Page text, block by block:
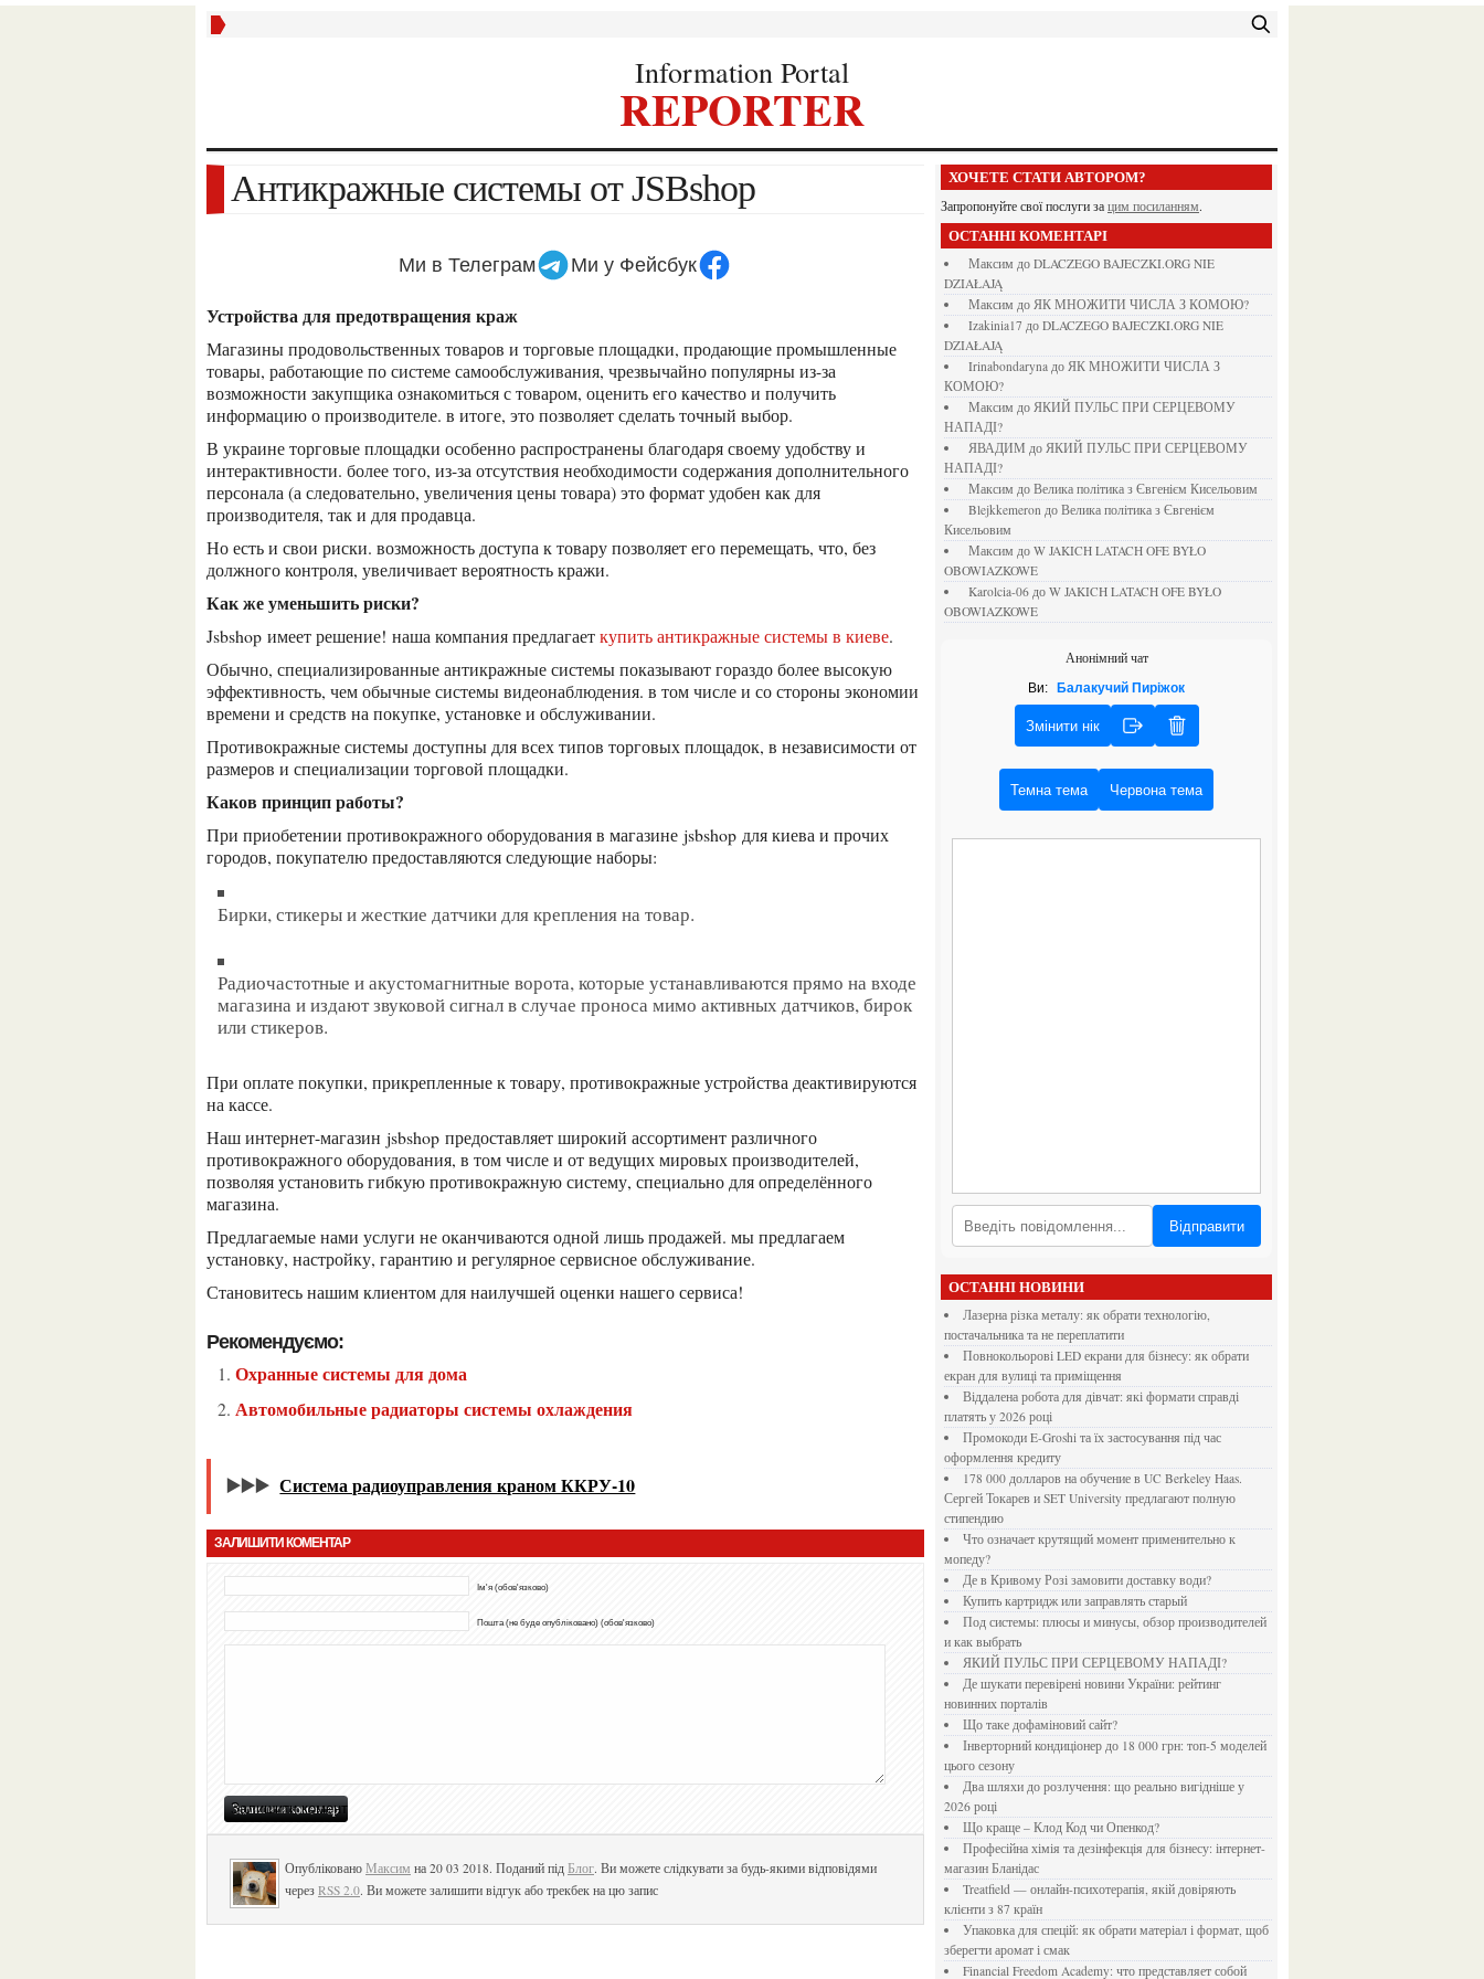
Information Portal
REPORTER
Антикражные системы от JSBshop
Ми в Телеграм Ми у Фейсбук
устройства для предотвращения краж
магазины продовольственных товаров и торговые площадки, продающие промышленные
товары, работающие по системе самообслуживания, чрезвычайно популярны из-за
возможности закупщика ознакомиться с товаром, оценить его качество и получить
информацию о производителе. в итоге, это позволяет сделать точный выбор.
в украине торговые площадки особенно распространены благодаря своему удобству и
интерактивности. более того, из-за отсутствия необходимости содержания дополнительного
персонала (а следовательно, увеличения цены товара) это формат удобен как для
производителя, так и для продавца.
но есть и свои риски. возможность доступа к товару позволяет его перемещать, что, без
должного контроля, увеличивает вероятность кражи.
как же уменьшить риски?
jsbshop имеет решение! наша компания предлагаеткупить антикражные системы в киеве.
обычно, специализированные антикражные системы показывают гораздо более высокую
эффективность, чем обычные системы видеонаблюдения. в том числе и со стороны экономии
времени и средств на покупке, установке и обслуживании.
противокражные системы доступны для всех типов торговых площадок, в независимости от
размеров и специализации торговой площадки.
каков принцип работы?
при приобетении противокражного оборудования в магазине jsbshop для киева и прочих
городов, покупателю предоставляются следующие наборы:
бирки, стикеры и жесткие датчики для крепления на товар.
радиочастотные и акустомагнитные ворота, которые устанавливаются прямо на входе
магазина и издают звуковой сигнал в случае проноса мимо активных датчиков, бирок
или стикеров.
при оплате покупки, прикрепленные к товару, противокражные устройства деактивируются
на кассе.
наш интернет-магазин jsbshop предоставляет широкий ассортимент различного
противокражного оборудования, в том числе и от ведущих мировых производителей,
позволяя установить гибкую противокражную систему, специально для определённого
магазина.
предлагаемые нами услуги не оканчиваются одной лишь продажей. мы предлагаем
установку, настройку, гарантию и регулярное сервисное обслуживание.
становитесь нашим клиентом для наилучшей оценки нашего сервиса!
Рекомендуємо:
Охранные системы для дома
Автомобильные радиаторы системы охлаждения
▶️▶️▶️ Система радиоуправления краном ККРУ-10
ЗАЛИШИТИ КОМЕНТАР
Ім'я (обов'язково)
Пошта (не буде опубліковано) (обов'язково)
Опубліковано Максим на 20 03 2018. Поданий під Блог. Ви можете слідкувати за будь-якими відповідями
через RSS 2.0. Ви можете залишити відгук або трекбек на цю запис
ХОЧЕТЕ СТАТИ АВТОРОМ?
Запропонуйте свої послуги за цим посиланням.
ОСТАННІ КОМЕНТАРІ
Максим до DLACZEGO BAJECZKI.ORG NIE
DZIAŁAJĄ
Максим до ЯК МНОЖИТИ ЧИСЛА З КОМОЮ?
izakinia17 до DLACZEGO BAJECZKI.ORG NIE
DZIAŁAJĄ
irinabondarynaдо ЯК МНОЖИТИ ЧИСЛА З
КОМОЮ?
Максим до ЯКИЙ ПУЛЬС ПРИ СЕРЦЕВОМУ
НАПАДІ?
ЯВАДИМ до ЯКИЙ ПУЛЬС ПРИ СЕРЦЕВОМУ
НАПАДІ?
Максим до Велика політика з Євгенієм Кисельовим
blejkkemeronдо Велика політика з Євгенієм
Кисельовим
Максим до W JAKICH LATACH OFE BYŁO
OBOWIAZKOWE
karolcia-06до W JAKICH LATACH OFE BYŁO
OBOWIAZKOWE
Анонімний чат
Ви: Балакучий Пиріжок
Змінити нік
Темна тема Червона тема
Відправити
ОСТАННІ НОВИНИ
Лазерна різка металу: як обрати технологію,
постачальника та не переплатити
Повнокольорові LED екрани для бізнесу: як обрати
екран для вулиці та приміщення
Віддалена робота для дівчат: які формати справді
платять у 2026 році
Промокоди E-Groshi та їх застосування під час
оформлення кредиту
178 000 долларов на обучение в UC Berkeley Haas.
Сергей Токарев и SET University предлагают полную
стипендию
Что означает крутящий момент применительно к
мопеду?
Де в Кривому Розі замовити доставку води?
Купить картридж или заправлять старый
Под системы: плюсы и минусы, обзор производителей
и как выбрать
ЯКИЙ ПУЛЬС ПРИ СЕРЦЕВОМУ НАПАДІ?
Де шукати перевірені новини України: рейтинг
новинних порталів
Що таке дофаміновий сайт?
Інверторний кондиціонер до 18 000 грн: топ-5 моделей
цього сезону
Два шляхи до розлучення: що реально вигідніше у
2026 році
Що краще – Клод Код чи Опенкод?
Професійна хімія та дезінфекція для бізнесу: інтернет-
магазин Бланідас
Treatfield — онлайн-психотерапія, якій довіряють
клієнти з 87 країн
Упаковка для спецій: як обрати матеріал і формат, щоб
зберегти аромат і смак
Financial Freedom Academy: что представляет собой